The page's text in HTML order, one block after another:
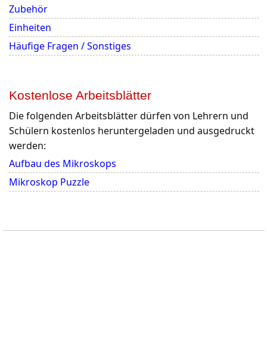
Zubehör
Einheiten
Häufige Fragen / Sonstiges
Kostenlose Arbeitsblätter
Die folgenden Arbeitsblätter dürfen von Lehrern und
Schülern kostenlos heruntergeladen und ausgedruckt
werden:
Aufbau des Mikroskops
Mikroskop Puzzle